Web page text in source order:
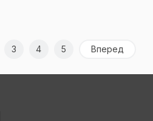
3 4 5 Вперед